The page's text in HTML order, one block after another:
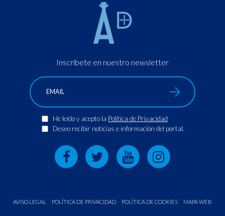
Inscríbete en nuestro newsletter
He leído y acepto la Política de Privacidad
Deseo recibir noticias e información del portal.
AVISO LEGAL POLÍTICA DE PRIVACIDAD POLÍTICA DE COOKIES MAPA WEB